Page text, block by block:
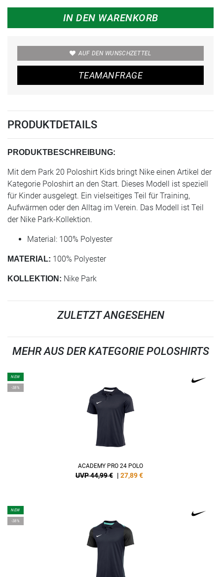
IN DEN WARENKORB
AUF DEN WUNSCHZETTEL
TEAMANFRAGE
PRODUKTDETAILS
PRODUKTBESCHREIBUNG:
Mit dem Park 20 Poloshirt Kids bringt Nike einen Artikel der
Kategorie Poloshirt an den Start. Dieses Modell ist speziell
für Kinder ausgelegt. Ein vielseitiges Teil für Training,
Aufwärmen oder den Alltag im Verein. Das Modell ist Teil
der Nike Park-Kollektion.
Material: 100% Polyester
MATERIAL: 100% Polyester
KOLLEKTION: Nike Park
ZULETZT ANGESEHEN
MEHR AUS DER KATEGORIE POLOSHIRTS
NEW
-38%
ACADEMY PRO 24 POLO
UVP 44,99 € | 27,89€
NEW
-38%